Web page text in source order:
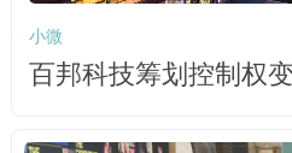
小微
百邦科技筹划控制权